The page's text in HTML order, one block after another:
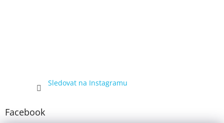
Sledovat na Instagramu
Facebook